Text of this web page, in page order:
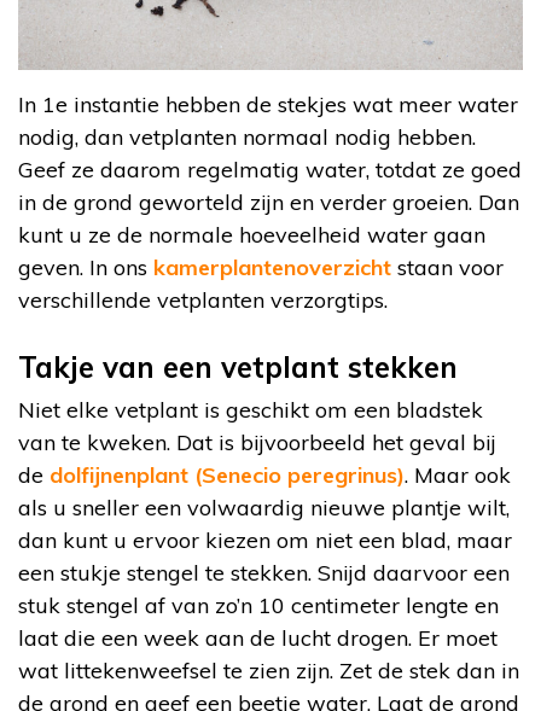
In 1e instantie hebben de stekjes wat meer water
nodig, dan vetplanten normaal nodig hebben.
Geef ze daarom regelmatig water, totdat ze goed
in de grond geworteld zijn en verder groeien. Dan
kunt u ze de normale hoeveelheid water gaan
geven. In ons kamerplantenoverzicht staan voor
verschillende vetplanten verzorgtips.
Takje van een vetplant stekken
Niet elke vetplant is geschikt om een bladstek
van te kweken. Dat is bijvoorbeeld het geval bij
de dolfijnenplant (Senecio peregrinus). Maar ook
als u sneller een volwaardig nieuwe plantje wilt,
dan kunt u ervoor kiezen om niet een blad, maar
een stukje stengel te stekken. Snijd daarvoor een
stuk stengel af van zo’n 10 centimeter lengte en
laat die een week aan de lucht drogen. Er moet
wat littekenweefsel te zien zijn. Zet de stek dan in
de grond en geef een beetje water. Laat de grond